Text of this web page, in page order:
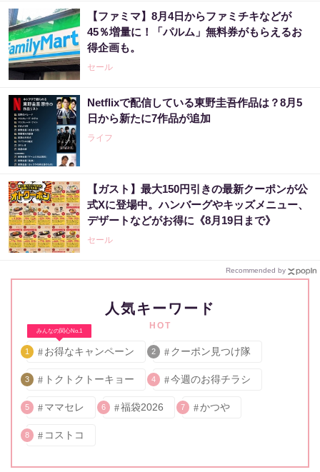
【ファミマ】8月4日からファミチキなどが
45％増量に！「パルム」無料券がもらえるお
得企画も。
セール
Netflixで配信している東野圭吾作品は？8月5
日から新たに7作品が追加
ライフ
【ガスト】最大150円引きの最新クーポンが公
式Xに登場中。ハンバーグやキッズメニュー、
デザートなどがお得に《8月19日まで》
セール
Recommended by
人気キーワード
HOT
みんなの関心No.1
1 お得なキャンペーン 2 クーポン見つけ隊
3 トクトクトーキョー 4 今週のお得チラシ
5 ママセレ 6 福袋2026 7 かつや
8 コストコ